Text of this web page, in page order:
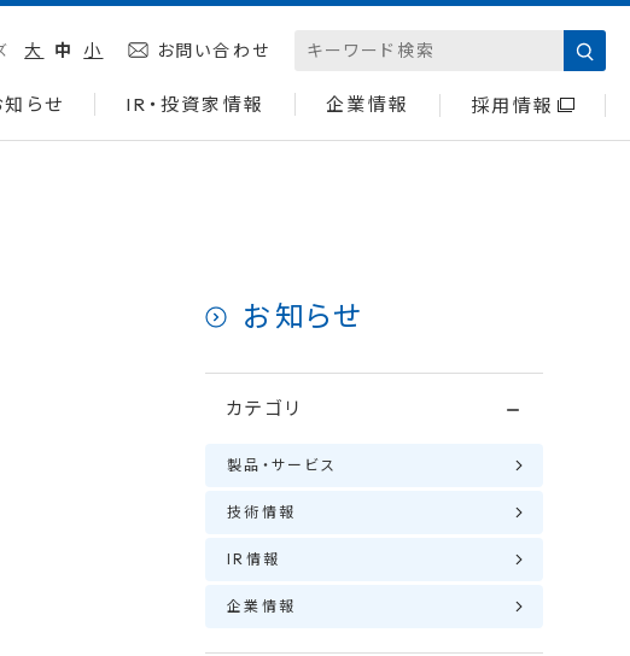
大 中 小 お問い合わせ
知らせ IR・投資家情報 企業情報 採用情報
お知らせ
カテゴリ
製品・サービス
技術情報
IR情報
企業情報